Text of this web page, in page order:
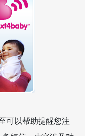
可以帮助提醒您注